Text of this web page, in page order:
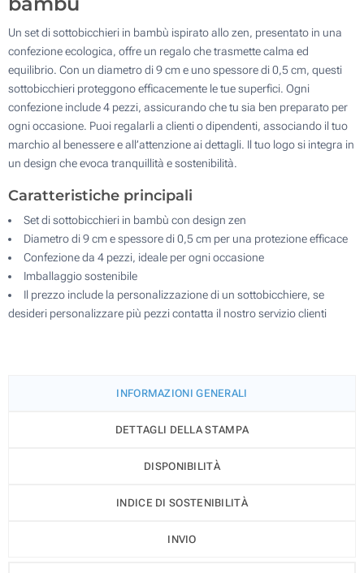
Un set di sottobicchieri in bambù ispirato allo zen, presentato in una
confezione ecologica, offre un regalo che trasmette calma ed
equilibrio. Con un diametro di 9 cm e uno spessore di 0,5 cm, questi
sottobicchieri proteggono efficacemente le tue superfici. Ogni
confezione include 4 pezzi, assicurando che tu sia ben preparato per
ogni occasione. Puoi regalarli a clienti o dipendenti, associando il tuo
marchio al benessere e all’attenzione ai dettagli. Il tuo logo si integra in
un design che evoca tranquillità e sostenibilità.
Caratteristiche principali
Set di sottobicchieri in bambù con design zen
Diametro di 9 cm e spessore di 0,5 cm per una protezione efficace
Confezione da 4 pezzi, ideale per ogni occasione
Imballaggio sostenibile
Il prezzo include la personalizzazione di un sottobicchiere, se
desideri personalizzare più pezzi contatta il nostro servizio clienti
INFORMAZIONI GENERALI
DETTAGLI DELLA STAMPA
DISPONIBILITÀ
INDICE DI SOSTENIBILITÀ
INVIO